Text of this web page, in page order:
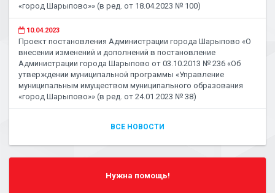
«город Шарыпово»» (в ред. от 18.04.2023 № 100)
10.04.2023
Проект постановления Администрации города Шарыпово «О
внесении изменений и дополнений в постановление
Администрации города Шарыпово от 03.10.2013 № 236 «Об
утверждении муниципальной программы «Управление
муниципальным имуществом муниципального образования
«город Шарыпово»» (в ред. от 24.01.2023 № 38)
ВСЕ НОВОСТИ
Нужна помощь!